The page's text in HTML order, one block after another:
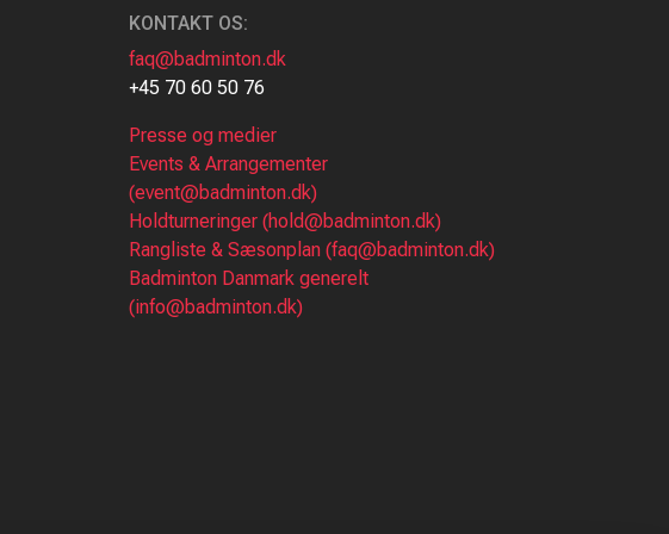
KONTAKT OS:
faq@badminton.dk
+45 70 60 50 76
Presse og medier
Events & Arrangementer
(event@badminton.dk)
Holdturneringer (hold@badminton.dk)
Rangliste & Sæsonplan (faq@badminton.dk)
Badminton Danmark generelt
(info@badminton.dk)